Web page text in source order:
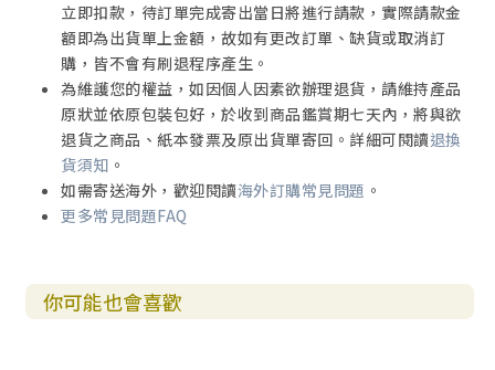
立即扣款，待訂單完成寄出當日將進行請款，實際請款金
額即為出貨單上金額，故如有更改訂單、缺貨或取消訂
購，皆不會有刷退程序產生。
為維護您的權益，如因個人因素欲辦理退貨，請維持產品
原狀並依原包裝包好，於收到商品鑑賞期七天內，將與欲
退貨之商品、紙本發票及原出貨單寄回。詳細可閱讀退換
貨須知 。
如需寄送海外，歡迎閱讀海外訂購常見問題 。
更多常見問題FAQ
你可能也會喜歡